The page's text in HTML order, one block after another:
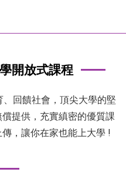
開放式課程
、回饋社會，頂尖大學的堅
提供，充實縝密的優質課
，讓你在家也能上大學 !